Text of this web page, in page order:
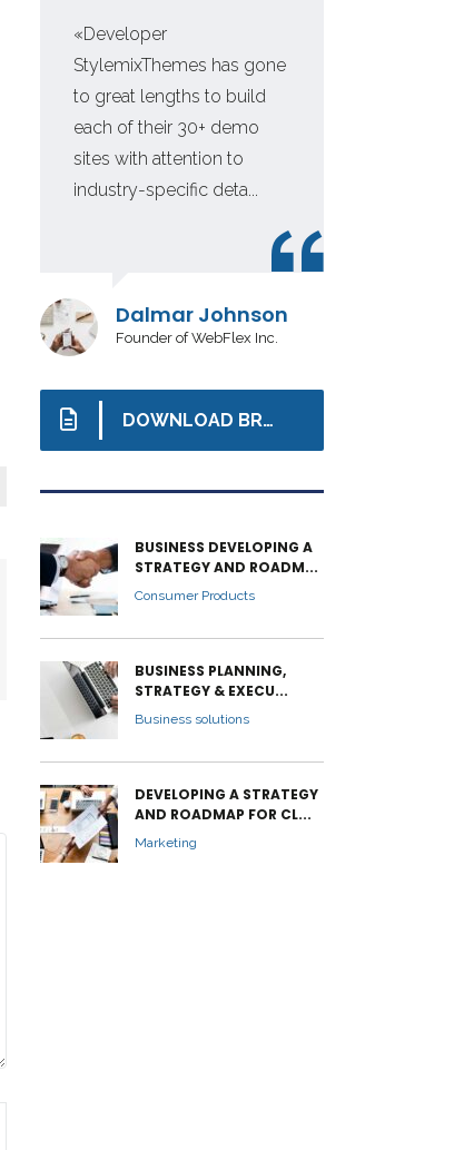
«Developer
StylemixThemes has gone
to great lengths to build
each of their 30+ demo
sites with attention to
industry-specific deta...
Dalmar Johnson
Founder of WebFlex Inc.
DOWNLOAD BROCHURE
BUSINESS DEVELOPING A
STRATEGY AND ROADM...
Consumer Products
BUSINESS PLANNING,
STRATEGY & EXECU...
Business solutions
DEVELOPING A STRATEGY
AND ROADMAP FOR CL...
Marketing